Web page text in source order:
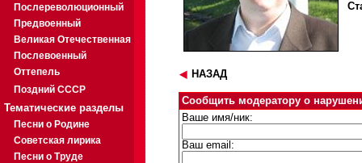
Послереволюционный
Предвоенный
Великая Отечественная
Послевоенный
Оттепель
Поздний СССР
Тематические разделы
Песни о Родине
Советская лирика
Песни о Труде
НАЗАД
Сообщить модератору о
Ваше имя/ник:
Ваш email: